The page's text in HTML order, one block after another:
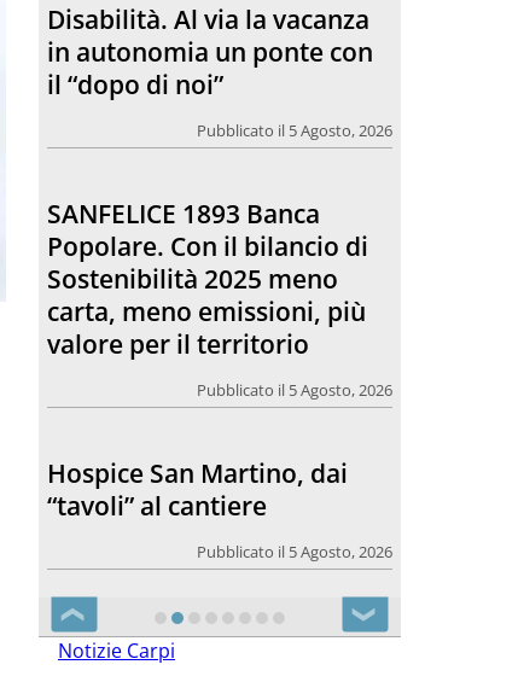
SANFELICE 1893 Banca
Popolare. Con il bilancio di
Sostenibilità 2025 meno
carta, meno emissioni, più
valore per il territorio
Hospice San Martino, dai
“tavoli” al cantiere
Pubblicato il 5 Agosto, 2026
Comunicare bene, una
anche il rapporto tra la
chiesa e l’opinione pubblica
Pubblicato il 5 Agosto, 2026
❮ ❯
Notizie Carpi